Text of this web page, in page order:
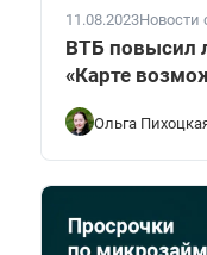
11.08.2023Новости
ВТБ повысил
«Карте
Ольга